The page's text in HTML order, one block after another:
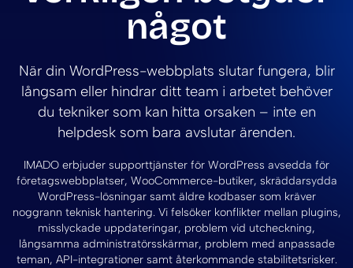
något
När din WordPress-webbplats slutar fungera, blir
långsam eller hindrar ditt team i arbetet behöver
du tekniker som kan hitta orsaken – inte en
helpdesk som bara avslutar ärenden.
IMADO erbjuder supporttjänster för WordPress avsedda för
företagswebbplatser, WooCommerce-butiker, skräddarsydda
WordPress-lösningar samt äldre kodbaser som kräver
noggrann teknisk hantering. Vi felsöker konflikter mellan plugins,
misslyckade uppdateringar, problem vid utcheckning,
långsamma administratörsskärmar, problem med anpassade
teman, API-integrationer samt återkommande stabilitetsrisker.